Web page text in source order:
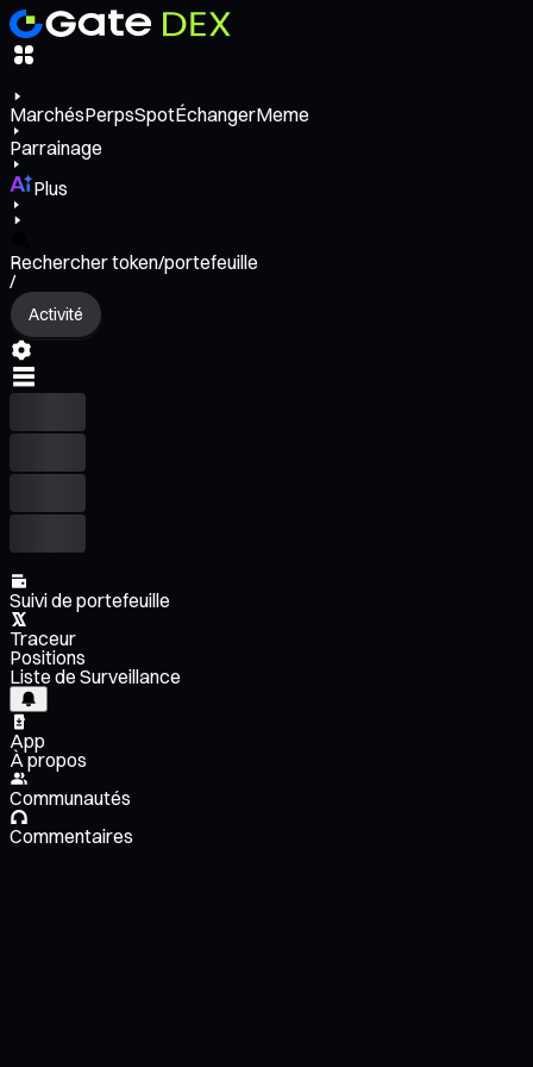
MarchésPerpsSpotÉchangerMeme
Parrainage
Plus
Rechercher token/portefeuille
/
Activité
Suivi de portefeuille
Traceur
Positions
Liste de Surveillance
App
À propos
Communautés
Commentaires